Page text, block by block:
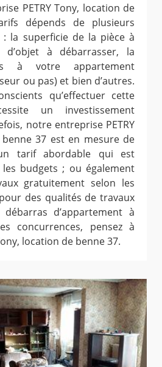
PETRY Tony, location de
dépends de plusieurs
la superficie de la pièce à
à débarrasser, la
à votre appartement
ou pas) et bien d’autres.
qu’effectuer cette
un investissement
notre entreprise PETRY
37 est en mesure de
tarif abordable qui est
budgets ; ou également
gratuitement selon les
des qualités de travaux
d’appartement à
concurrences, pensez à
location de benne 37.